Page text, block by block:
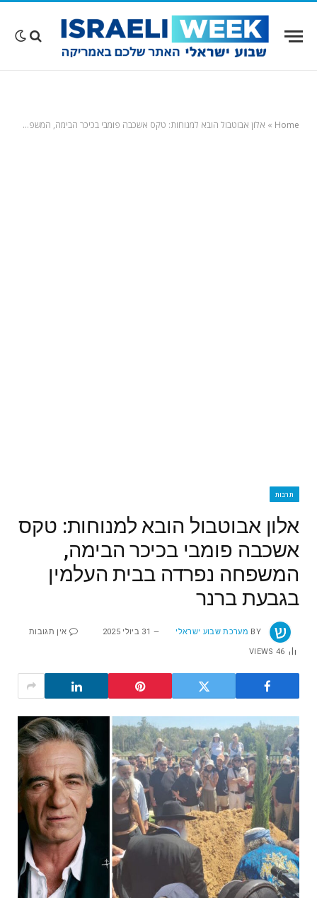
Home
» אלון אבוטבול הובא למנוחות: טקס אשכבה פומבי בכיכר הבימה, המשפחה נפרדה בבית העלמין בגבעת ברנר
תרבות
אלון אבוטבול הובא למנוחות: טקס
אשכבה פומבי בכיכר הבימה,
המשפחה נפרדה בבית העלמין
בגבעת ברנר
BY מערכת שבוע ישראלי 31 ביולי 2025 אין תגובות
46
VIEWS